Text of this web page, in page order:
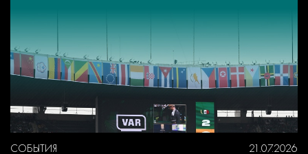
СОБЫТИЯ 21.07.2026